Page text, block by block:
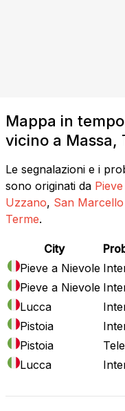
Mappa in
vicino a Massa,
Le segnalazioni e i
sono originati da
Uzzano, San Marcello
Terme.
City
Pieve a Nievole
Pieve a Nievole
Lucca
Pistoia
Pistoia
Lucca